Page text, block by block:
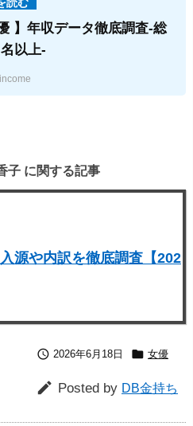
】年収データ徹底調査-総
以上-
子 に関する記事
源や内訳を徹底調査【202
 2026年6月18日  女優
 Posted by DB金持ち